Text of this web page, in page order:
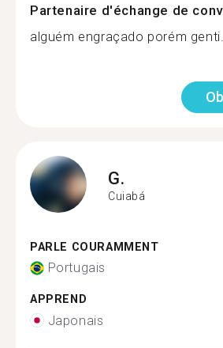
Partenaire d'échange de
alguém engraçado porém
G.
Cuiabá
PARLE COURAMMENT
Portugais
APPREND
Japonais